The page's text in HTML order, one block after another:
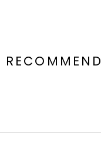
RECOMMEND